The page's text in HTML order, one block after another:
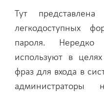
Тут
легкодоступных
пароля.
используют в
фраз для входа в